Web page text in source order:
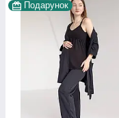
Подарунок